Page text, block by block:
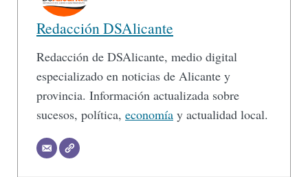
Redacción DSAlicante
Redacción de DSAlicante, medio digital
especializado en noticias de Alicante y
provincia. Información actualizada sobre
sucesos, política, economía y actualidad local.